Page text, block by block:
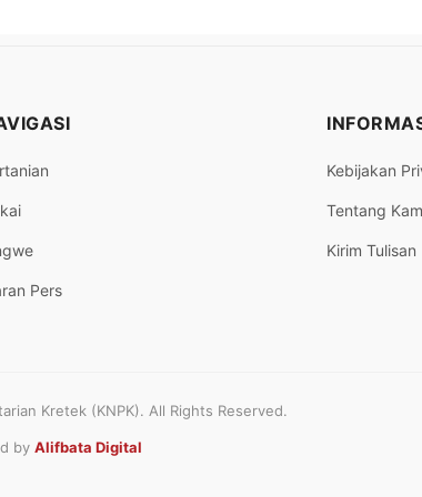
Pers
Kebijakan
Tentang
Kirim Tulisan
Kretek (KNPK). All Rights Reserved.
by Alifbata Digital